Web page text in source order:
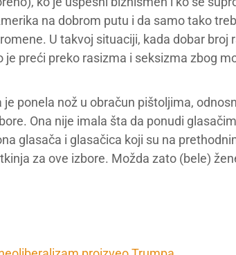
na dobrom putu i da samo tako
U takvoj situaciji, kada dobar broj
je preći preko rasizma i seksizma zbog
ponela nož u obračun pištoljima,
Ona nije imala šta da ponudi
glasača i glasačica koji su na
za ove izbore. Možda zato (bele)